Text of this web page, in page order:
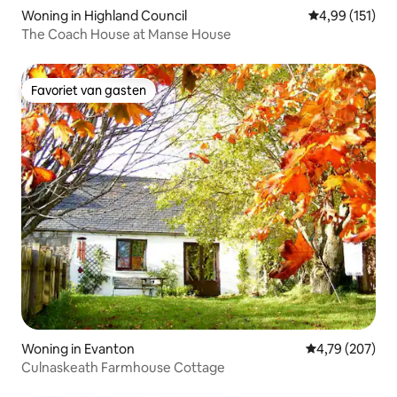
Woning in Highland Council Gemiddelde
4,99 (151)
The Coach House at Manse House
Favoriet van gasten
Favoriet van gasten
Woning in Evanton Gemiddelde
4,79 (207)
Culnaskeath Farmhouse Cottage